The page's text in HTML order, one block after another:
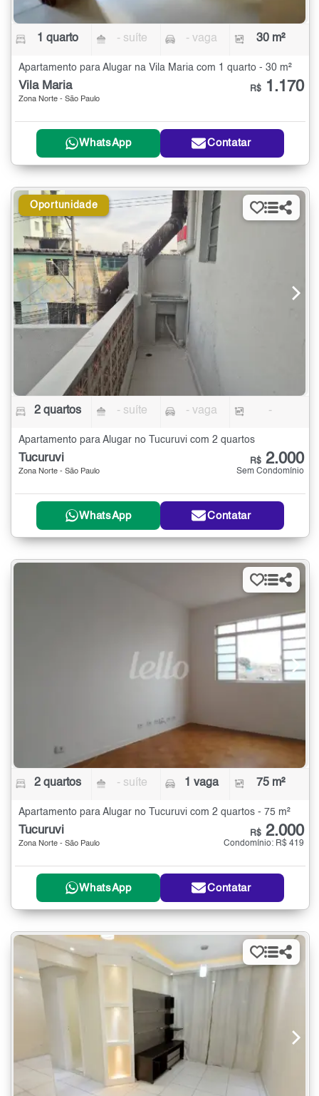
1 quarto - suíte - vaga 30 m²
Apartamento para Alugar na Vila Maria com 1 quarto - 30 m²
Vila Maria
Zona Norte - São Paulo
R$ 1.170
WhatsApp Contatar
Oportunidade
2 quartos - suíte - vaga -
Apartamento para Alugar no Tucuruvi com 2 quartos
Tucuruvi
Zona Norte - São Paulo
R$ 2.000
Sem Condomínio
WhatsApp Contatar
2 quartos - suíte 1 vaga 75 m²
Apartamento para Alugar no Tucuruvi com 2 quartos - 75 m²
Tucuruvi
Zona Norte - São Paulo
R$ 2.000
Condomínio: R$ 419
WhatsApp Contatar